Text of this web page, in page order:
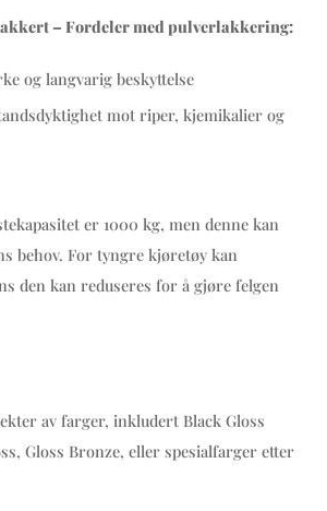
– Fordeler med pulverlakkering:
og langvarig beskyttelse
mot riper, kjemikalier og
er 1000 kg, men denne kan
behov. For tyngre kjøretøy kan
den kan reduseres for å gjøre felgen
av farger, inkludert Black Gloss
Gloss Bronze, eller spesialfarger etter